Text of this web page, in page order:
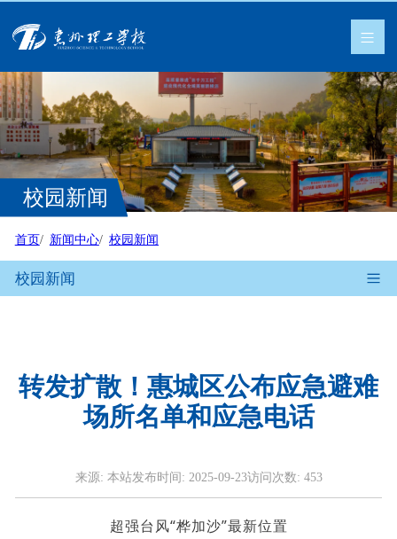
校园新闻
首页 新闻中心 校园新闻
校园新闻
转发扩散！惠城区公布应急避难
场所名单和应急电话
来源: 本站发布时间: 2025-09-23访问次数: 453
超强台风“桦加沙”最新位置